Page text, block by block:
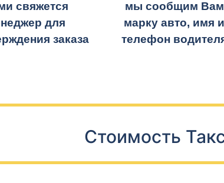
свяжется
для
заказа
мы сообщим Вам
марку авто, имя и
телефон
Стоимость